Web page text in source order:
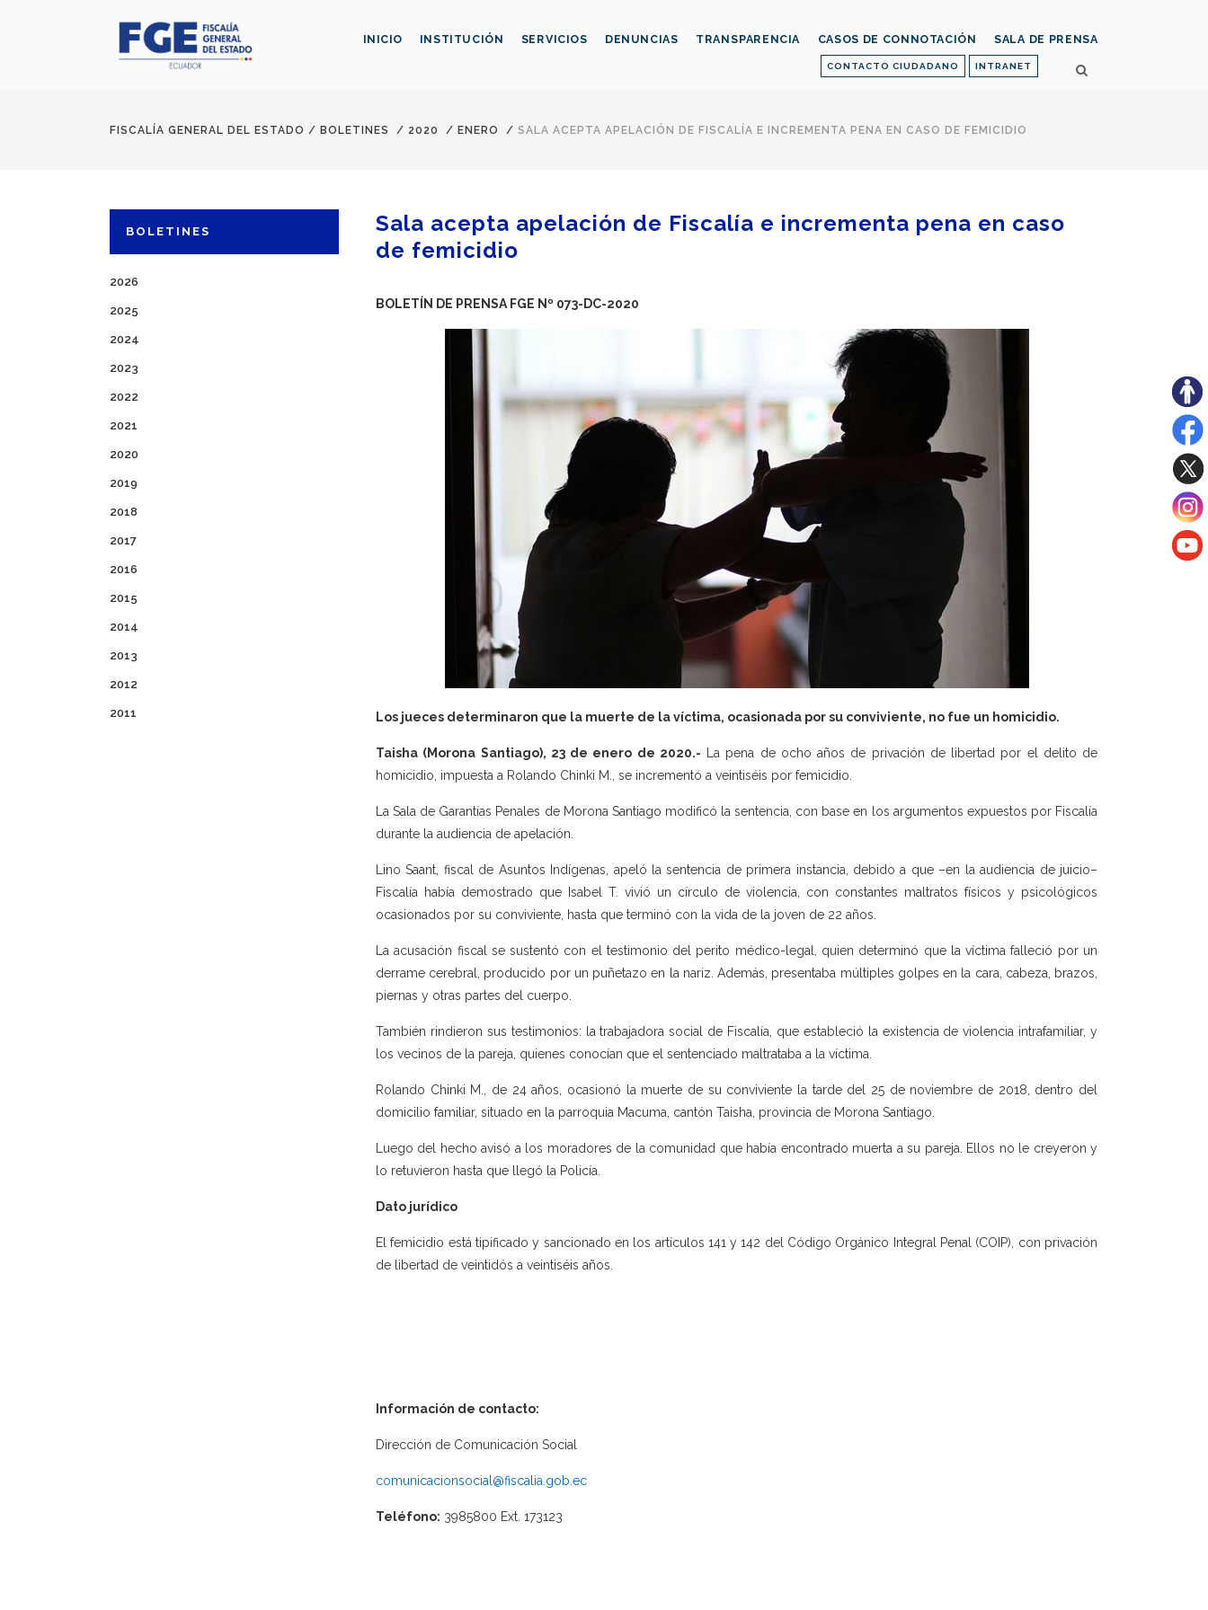
CONTACTO CIUDADANO INTRANET
INICIO INSTITUCIÓN SERVICIOS DENUNCIAS TRANSPARENCIA CASOS DE CONNOTACIÓN SALA DE PRENSA
FISCALÍA GENERAL DEL ESTADO / BOLETINES / 2020 / ENERO / SALA ACEPTA APELACIÓN DE FISCALÍA E INCREMENTA PENA EN CASO DE FEMICIDIO
BOLETINES
2026
2025
2024
2023
2022
2021
2020
2019
2018
2017
2016
2015
2014
2013
2012
2011
Sala acepta apelación de Fiscalía e incrementa pena en caso
de femicidio
BOLETÍN DE PRENSA FGE Nº 073-DC-2020
Los jueces determinaron que la muerte de la víctima, ocasionada por su conviviente, no fue un homicidio.
Taisha (Morona Santiago), 23 de enero de 2020.- La pena de ocho años de privación de libertad por el delito de
homicidio, impuesta a Rolando Chinki M., se incrementó a veintiséis por femicidio.
La Sala de Garantías Penales de Morona Santiago modificó la sentencia, con base en los argumentos expuestos por Fiscalía
durante la audiencia de apelación.
Lino Saant, fiscal de Asuntos Indígenas, apeló la sentencia de primera instancia, debido a que –en la audiencia de juicio–
Fiscalía había demostrado que Isabel T. vivió un círculo de violencia, con constantes maltratos físicos y psicológicos
ocasionados por su conviviente, hasta que terminó con la vida de la joven de 22 años.
La acusación fiscal se sustentó con el testimonio del perito médico-legal, quien determinó que la víctima falleció por un
derrame cerebral, producido por un puñetazo en la nariz. Además, presentaba múltiples golpes en la cara, cabeza, brazos,
piernas y otras partes del cuerpo.
También rindieron sus testimonios: la trabajadora social de Fiscalía, que estableció la existencia de violencia intrafamiliar, y
los vecinos de la pareja, quienes conocían que el sentenciado maltrataba a la víctima.
Rolando Chinki M., de 24 años, ocasionó la muerte de su conviviente la tarde del 25 de noviembre de 2018, dentro del
domicilio familiar, situado en la parroquia Macuma, cantón Taisha, provincia de Morona Santiago.
Luego del hecho avisó a los moradores de la comunidad que había encontrado muerta a su pareja. Ellos no le creyeron y
lo retuvieron hasta que llegó la Policía.
Dato jurídico
El femicidio está tipificado y sancionado en los artículos 141 y 142 del Código Orgánico Integral Penal (COIP), con privación
de libertad de veintidós a veintiséis años.
Información de contacto:
Dirección de Comunicación Social
comunicacionsocial@fiscalia.gob.ec
Teléfono: 3985800 Ext. 173123